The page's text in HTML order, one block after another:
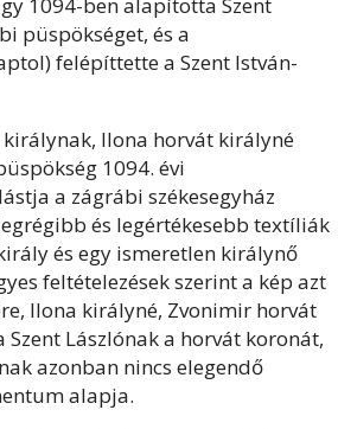
1094-ben alapította Szent
püspökséget, és a
felépíttette a Szent István-
királynak, Ilona horvát királyné
1094. évi
a zágrábi székesegyház
és legértékesebb textíliák
és egy ismeretlen királynő
feltételezések szerint a kép azt
Ilona királyné, Zvonimir horvát
Lászlónak a horvát koronát,
azonban nincs elegendő
alapja.